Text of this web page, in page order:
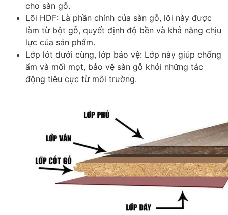
cho sàn gỗ.
Lõi HDF: Là phần chính của sàn gỗ, lõi này được
làm từ bột gỗ, quyết định độ bền và khả năng chịu
lực của sản phẩm.
Lớp lót dưới cùng, lớp bảo vệ: Lớp này giúp chống
ẩm và mối mọt, bảo vệ sàn gỗ khỏi những tác
động tiêu cực từ môi trường.